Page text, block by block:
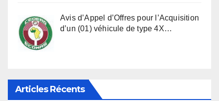
Avis d’Appel d’Offres pour l’Acquisition
d’un (01) véhicule de type 4X…
Articles Récents